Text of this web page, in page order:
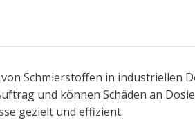
Schmierstoffen in industriellen
und können Schäden an
gezielt und effizient.